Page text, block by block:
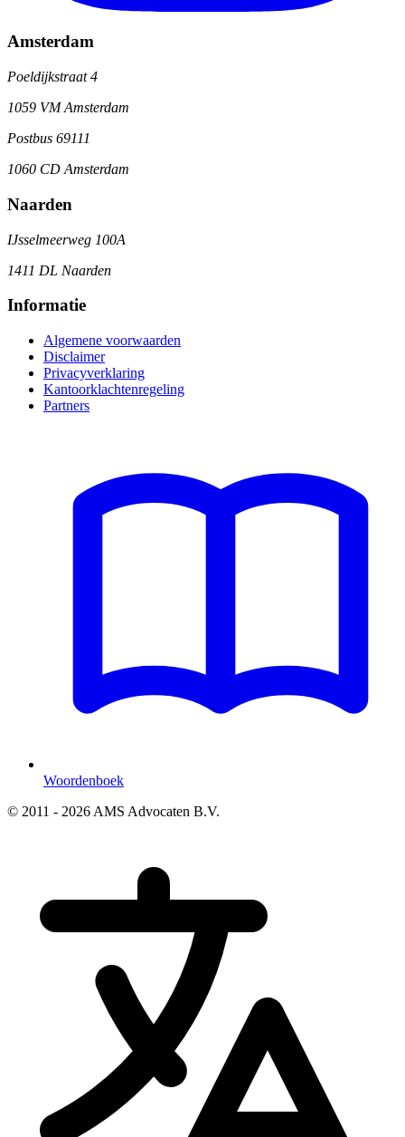
Amsterdam
Poeldijkstraat 4
1059 VM Amsterdam
Postbus 69111
1060 CD Amsterdam
Naarden
IJsselmeerweg 100A
1411 DL Naarden
Informatie
Algemene voorwaarden
Disclaimer
Privacyverklaring
Kantoorklachtenregeling
Partners
Woordenboek
© 2011 - 2026 AMS Advocaten B.V.